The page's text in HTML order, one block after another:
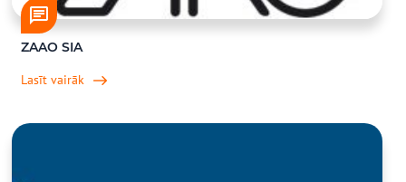
ZAAO SIA
Lasīt vairāk